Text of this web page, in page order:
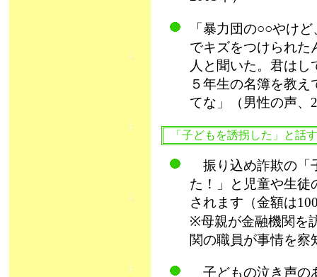
「暴力団の○○やけ
でキズをつけられた
人と聞いた。君は
５年生の名簿を教
てな」（男性の声、
「子どもを誘拐した」と話
振り込め詐欺の「
た！」と児童や生徒
されます（金額は
※母親が金融機関を
関の職員が事情を察
子どもの泣き声の